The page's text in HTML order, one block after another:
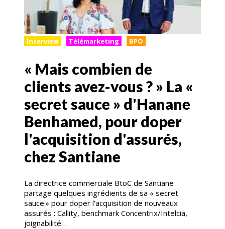
Interview Télémarketing BPO
« Mais combien de
clients avez-vous ? » La «
secret sauce » d'Hanane
Benhamed, pour doper
l'acquisition d'assurés,
chez Santiane
La directrice commerciale BtoC de Santiane
partage quelques ingrédients de sa « secret
sauce » pour doper l’acquisition de nouveaux
assurés : Callity, benchmark Concentrix/Intelcia,
joignabilité…